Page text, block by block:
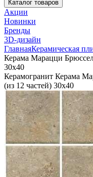
Каталог товаров
Акции
Новинки
Бренды
3D-дизайн
ГлавнаяКерамическая
Керама Марацци
30x40
Керамогранит Керама
(из 12 частей) 30x40